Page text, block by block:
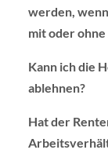
werden,
mit oder
Kann ich die
ablehnen?
Hat der